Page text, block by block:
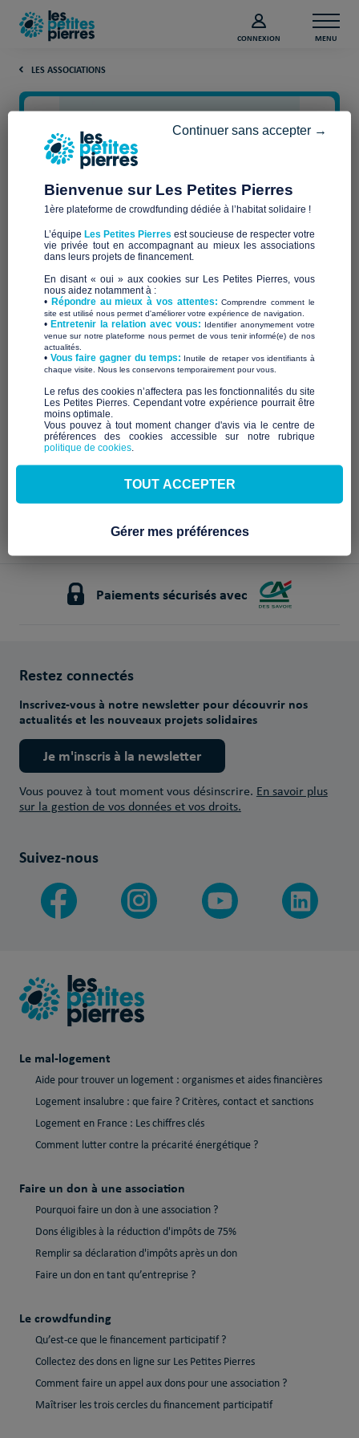
CONNEXION MENU
LES ASSOCIATIONS
L'Atelier Remuménage
Qui sommes-nous ?
Description à venir
Notre mission et nos
engagements
À venir
Paiements sécurisés avec
Restez connectés
Inscrivez-vous à notre newsletter pour découvrir nos
actualités et les nouveaux projets solidaires
Je m'inscris à la newsletter
Vous pouvez à tout moment vous désinscrire. En savoir plus
sur la gestion de vos données et vos droits.
Suivez-nous
Le mal-logement
Aide pour trouver un logement : organismes et aides financières
Logement insalubre : que faire ? Critères, contact et sanctions
Logement en France : Les chiffres clés
Comment lutter contre la précarité énergétique ?
Faire un don à une association
Pourquoi faire un don à une association ?
Dons éligibles à la réduction d'impôts de 75%
Remplir sa déclaration d'impôts après un don
Faire un don en tant qu’entreprise ?
Le crowdfunding
Qu’est-ce que le financement participatif ?
Collectez des dons en ligne sur Les Petites Pierres
Comment faire un appel aux dons pour une association ?
Maîtriser les trois cercles du financement participatif
Bienvenue sur Les Petites Pierres
1ère plateforme de crowdfunding dédiée à l’habitat solidaire !
L’équipe Les Petites Pierres est soucieuse de respecter votre
vie privée tout en accompagnant au mieux les associations
dans leurs projets de financement.
En disant « oui » aux cookies sur Les Petites Pierres, vous
nous aidez notamment à :
• Répondre au mieux à vos attentes:Comprendre comment le
site est utilisé nous permet d'améliorer votre expérience de navigation.
•Entretenir la relation avec vous: Identifier anonymement votre
venue sur notre plateforme nous permet de vous tenir informé(e) de nos
actualités.
​• Vous faire gagner du temps: Inutile de retaper vos identifiants à
chaque visite. Nous les conservons temporairement pour vous.
​Le refus des cookies n’affectera pas les fonctionnalités du site
Les Petites Pierres. Cependant votre expérience pourrait être
moins optimale.​
Vous pouvez à tout moment changer d'avis via le centre de
préférences des cookies accessible sur notre rubrique
politique de cookies
Continuer sans accepter →
TOUT ACCEPTER
Gérer mes préférences